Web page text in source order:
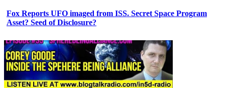
Fox Reports UFO imaged from ISS. Secret Space Program
Asset? Seed of Disclosure?